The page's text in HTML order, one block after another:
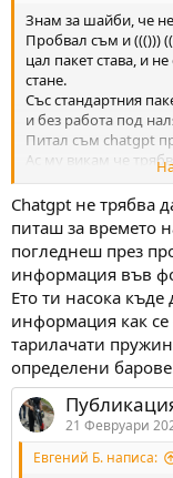
Знам за шайби, че
Пробвал съм и ((()))
цал пакет става, и
стане.
Със стандартния
и без работа под
Питал съм chatgpt
Ас му викам че
казал че в моя
стане без
Chatgpt не трябва
питаш за времето
погледнеш през
информация във
Ето ти насока
информация как
тарилачати
определени
Публикация в
21 Февруари
Евгений Б. написа: